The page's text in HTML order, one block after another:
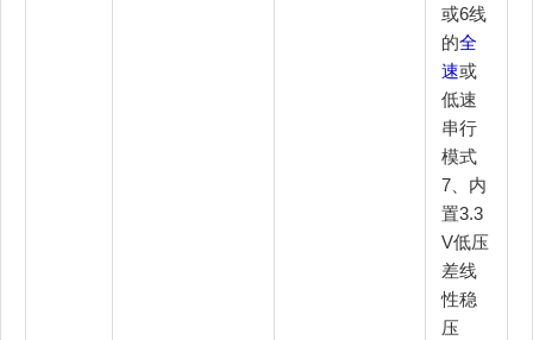
或6线
的全
速或
低速
串行
模式
7、内
置3.3
V低压
差线
性稳
压